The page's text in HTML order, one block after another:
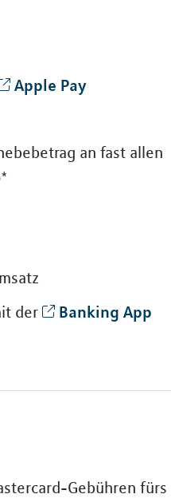
Apple Pay
an fast allen
der Banking App
Gebühren fürs